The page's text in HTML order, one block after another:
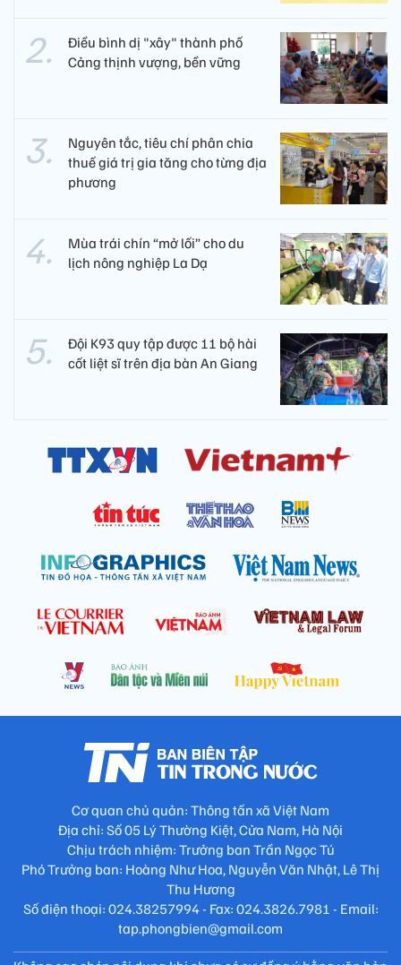
Điều bình dị "xây" thành phố
Cảng thịnh vượng, bền vững
Nguyên tắc, tiêu chí phân chia
thuế giá trị gia tăng cho từng địa
phương
Mùa trái chín “mở lối” cho du
lịch nông nghiệp La Dạ
Đội K93 quy tập được 11 bộ hài
cốt liệt sĩ trên địa bàn An Giang
Cơ quan chủ quản: Thông tấn xã Việt Nam
Địa chỉ: Số 05 Lý Thường Kiệt, Cửa Nam, Hà Nội
Chịu trách nhiệm: Trưởng ban Trần Ngọc Tú
Phó Trưởng ban: Hoàng Như Hoa, Nguyễn Văn Nhật, Lê Thị
Thu Hương
Số điện thoại: 024.38257994 - Fax: 024.3826.7981 - Email:
tap.phongbien@gmail.com